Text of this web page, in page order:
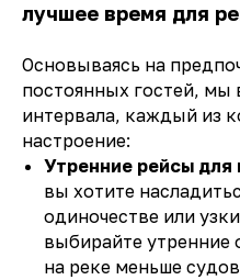
лучшее время для
Основываясь на
постоянных гостей,
интервала, каждый из
настроение:
Утренние рейсы
вы хотите
одиночестве или
выбирайте утренние
на реке меньше